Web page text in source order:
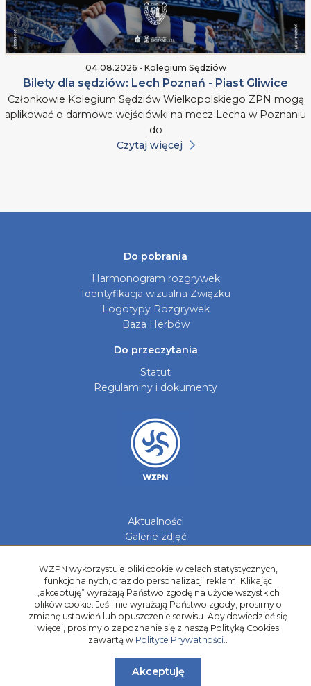
04.08.2026 • Kolegium Sędziów
Bilety dla sędziów: Lech Poznań - Piast Gliwice
Członkowie Kolegium Sędziów Wielkopolskiego ZPN mogą
aplikować o darmowe wejściówki na mecz Lecha w Poznaniu
do
Czytaj więcej
Do pobrania
Harmonogram rozgrywek
Identyfikacja wizualna Związku
Logotypy Rozgrywek
Baza Herbów
Do przeczytania
Statut
Regulaminy i dokumenty
Aktualności
Galerie zdjęć
Kadry Regionów
Program Grantowy
Dziewczyny do Piłki
WZPN wykorzystuje pliki cookie w celach statystycznych,
funkcjonalnych, oraz do personalizacji reklam. Klikając
„akceptuję” wyrażają Państwo zgodę na użycie wszystkich
plików cookie. Jeśli nie wyrażają Państwo zgody, prosimy o
zmianę ustawień lub opuszczenie serwisu. Aby dowiedzieć się
więcej, prosimy o zapoznanie się z naszą Polityką Cookies
zawartą w Polityce Prywatności..
Akceptuję